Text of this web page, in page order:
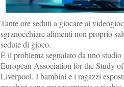
Tante ore seduti a giocare ai
sgranocchiare alimenti non proprio
sedute di gioco.
È il problema segnalato da uno
European Association for the Study
Liverpool. I bambini e i ragazzi